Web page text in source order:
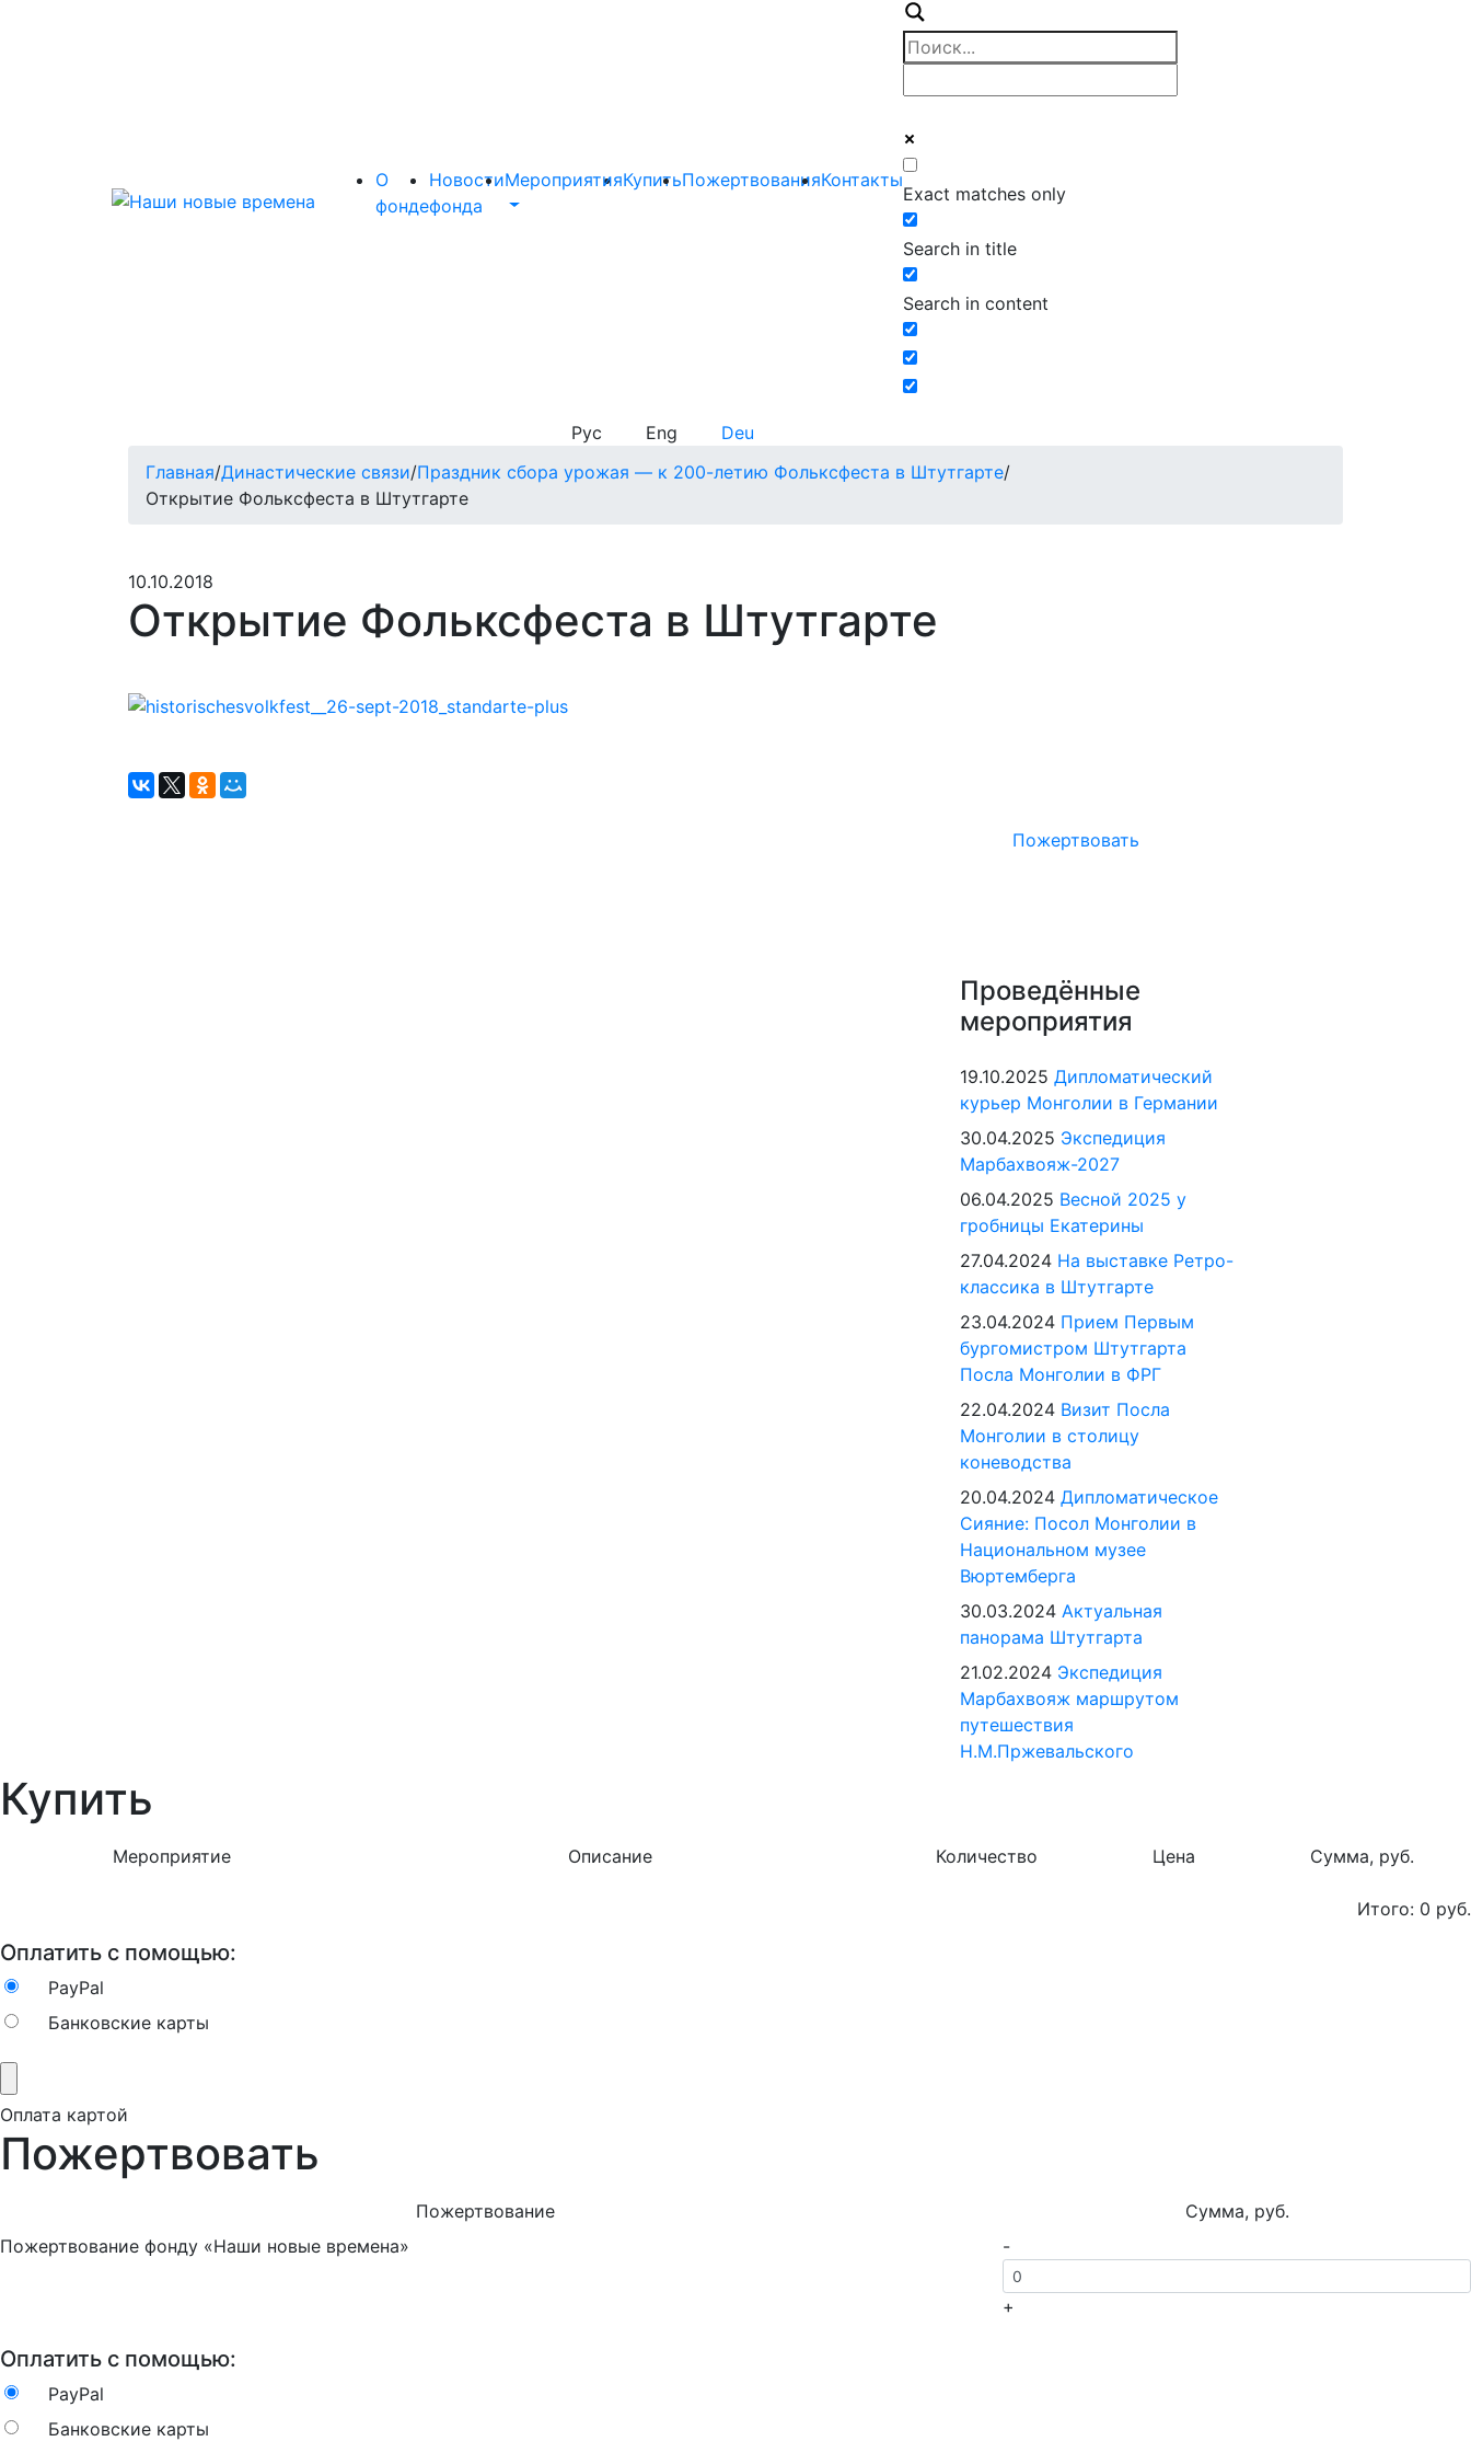
О
фонде
Новости
фонда
МероприятияКупитьПожертвованияКонтакты
Exact matches only
Search in title
Search in content
Рус Eng
Deu
Главная/Династические связи/Праздник сбора урожая — к 200-летию Фольксфеста в Штутгарте/
Открытие Фольксфеста в Штутгарте
10.10.2018
Открытие Фольксфеста в Штутгарте
Пожертвовать
Проведённые
мероприятия
19.10.2025 Дипломатический
курьер Монголии в Германии
30.04.2025 Экспедиция
Марбахвояж-2027
06.04.2025 Весной 2025 у
гробницы Екатерины
27.04.2024 На выставке Ретро-
классика в Штутгарте
23.04.2024 Прием Первым
бургомистром Штутгарта
Посла Монголии в ФРГ
22.04.2024 Визит Посла
Монголии в столицу
коневодства
20.04.2024 Дипломатическое
Сияние: Посол Монголии в
Национальном музее
Вюртемберга
30.03.2024 Актуальная
панорама Штутгарта
21.02.2024 Экспедиция
Марбахвояж маршрутом
путешествия
Н.М.Пржевальского
Купить
Мероприятие Описание Количество Цена Сумма, руб.
Итого: 0 руб.
Оплатить с помощью:
PayPal
Банковские карты
Оплата картой
Пожертвовать
Пожертвование
Сумма, руб.
Пожертвование фонду «Наши новые времена»
-
+
Оплатить с помощью:
PayPal
Банковские карты